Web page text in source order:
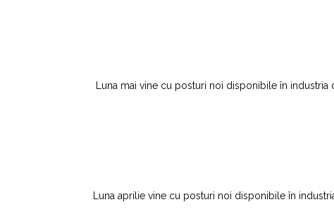
Luna mai vine cu posturi noi disponibile în industria
Luna aprilie vine cu posturi noi disponibile în